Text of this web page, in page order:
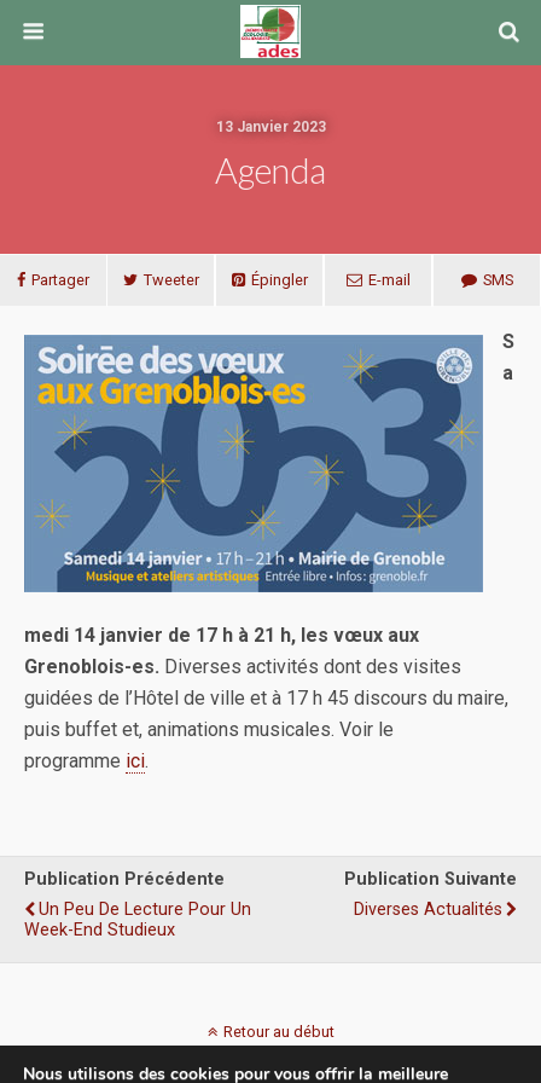
13 Janvier 2023
Agenda
Partager Tweeter Épingler E-mail SMS
S
a
medi 14 janvier de 17 h à 21 h, les vœux aux
Grenoblois-es. Diverses activités dont des visites
guidées de l’Hôtel de ville et à 17 h 45 discours du maire,
puis buffet et, animations musicales. Voir le
programme ici.
Publication Précédente
Un Peu De Lecture Pour Un
Week-End Studieux
Publication Suivante
Diverses Actualités
Retour au début
Nous utilisons des cookies pour vous offrir la meilleure